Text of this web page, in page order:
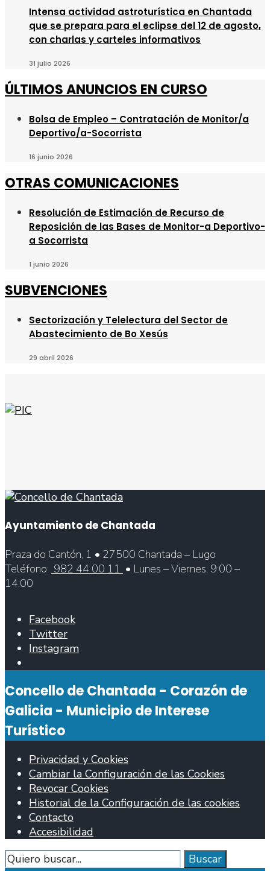
Intensa actividad astroturística en Chantada
que se prepara para el eclipse del 12 de agosto,
con charlas y carteles informativos
31 julio 2026
ÚLTIMOS ANUNCIOS EN CURSO
Bolsa de Empleo – Contratación de Monitor/a
Deportivo/a-Socorrista
16 junio 2026
OTRAS COMUNICACIONES
Resolución de Estimación de Recurso de
Reposición de las Bases de Monitor-a Deportivo-
a Socorrista
1 junio 2026
SUBVENCIONES
Sectorización y Telelectura del Sector de
Abastecimiento de Bo Xesús
29 abril 2026
Ayuntamiento de Chantada
Praza do Cantón, 1 • 27500 Chantada – Lugo
Teléfono: 982 44 00 11 • Lunes – Viernes, 9:00 –
14:00
Facebook
Twitter
Instagram
de
búsqueda
Concello de Chantada - Corazón de
Galicia - Municipio de Interese
Turístico
Privacidad y Cookies
Cambiar la Configuración de las Cookies
Revocar Cookies
Historial de la Configuración de las cookies
Contacto
Accesibilidad
Buscar
Buscar